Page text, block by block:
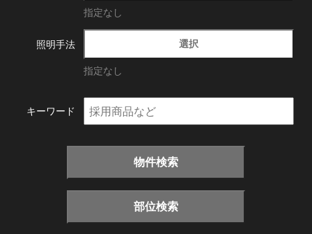
指定なし
照明手法 選択
指定なし
キーワード
物件検索
部位検索